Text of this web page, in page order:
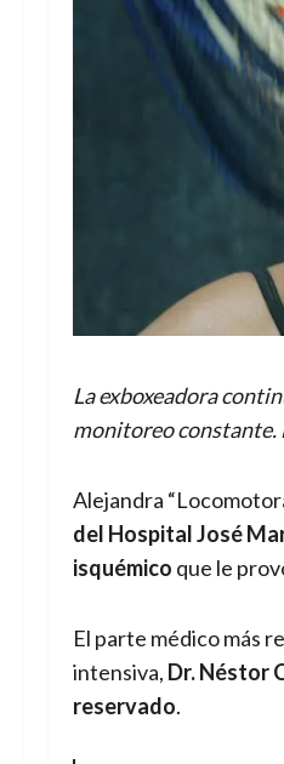
La exboxeadora
monitoreo constante.
Alejandra
del Hospital José
isquémico que le
El parte médico más
intensiva, Dr. Néstor
reservado.